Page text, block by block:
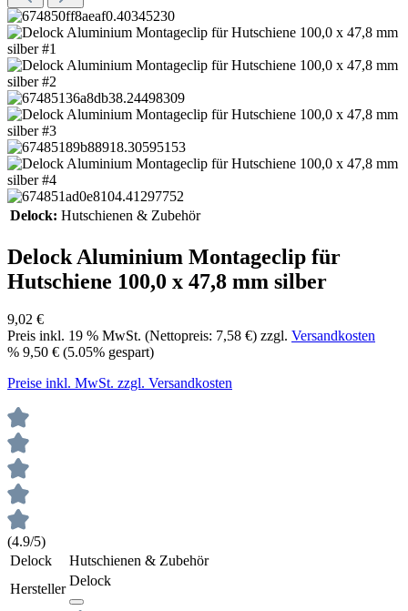
Delock: Hutschienen & Zubehör
Delock Aluminium Montageclip für
Hutschiene 100,0 x 47,8 mm silber
9,02 €
Preis inkl. 19 % MwSt. (Nettopreis: 7,58 €) zzgl. Versandkosten
% 9,50 € (5.05% gespart)
Preise inkl. MwSt. zzgl. Versandkosten
(4.9/5)
Delock
Hutschienen & Zubehör
Hersteller
Delock